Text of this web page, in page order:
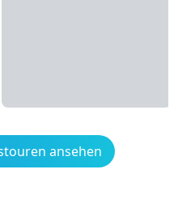
ansehen